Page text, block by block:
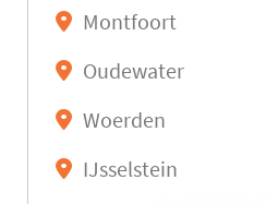
Montfoort
Oudewater
Woerden
IJsselstein